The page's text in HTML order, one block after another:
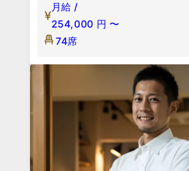
月給 /
254,000 円 〜
74席